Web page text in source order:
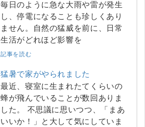
毎日のように急な大雨や雷が発生
し、停電になることも珍しくあり
ません。自然の猛威を前に、日常
生活がどれほど影響を
記事を読む
猛暑で家がやられました
最近、寝室に生まれたてくらいの
蜂が飛んでいることが数回ありま
した。 不思議に思いつつ、「まあ
いいか！」と大して気にしていま